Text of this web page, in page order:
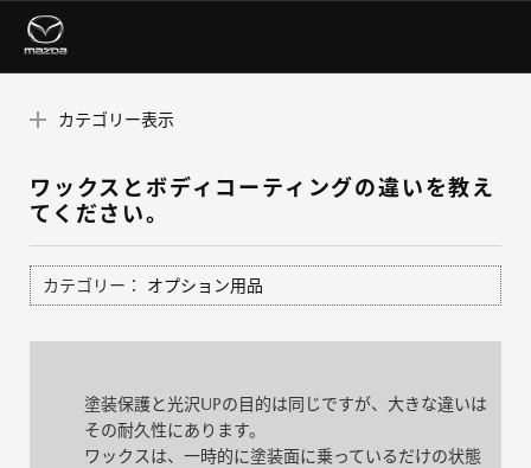
カテゴリー表示
ワックスとボディコーティングの違いを教え
てください。
カテゴリー： オプション用品
塗装保護と光沢UPの目的は同じですが、大きな違いは
その耐久性にあります。
ワックスは、一時的に塗装面に乗っているだけの状態